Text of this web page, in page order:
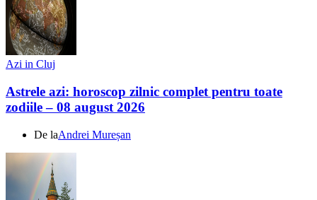
Azi in Cluj
Astrele azi: horoscop zilnic complet pentru toate
zodiile – 08 august 2026
De laAndrei Mureșan